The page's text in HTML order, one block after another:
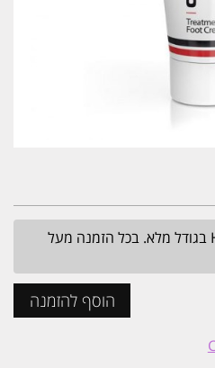
מתנה! סרום לשיער מבית H.A בגודל מלא. בכל הזמנה מעל
הוסף להזמנה